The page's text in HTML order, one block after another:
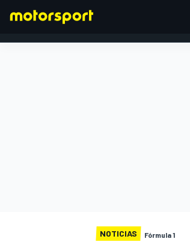
NOTICIAS Fórmula 1